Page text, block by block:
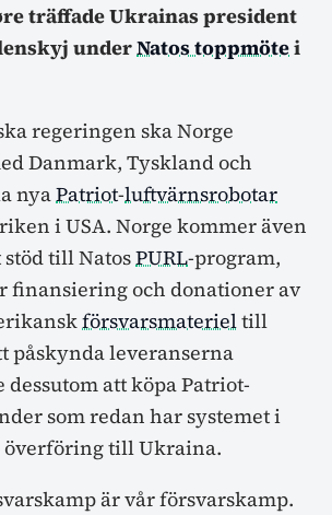
träffade Ukrainas president
underNatos toppmötei
regeringen ska Norge
Danmark, Tyskland och
nyaPatriot-luftvärnsrobotar
i USA. Norge kommer även
till NatosPURL-program,
finansiering och donationer av
försvarsmaterieltill
påskynda leveranserna
att köpa Patriot-
som redan har systemet i
överföring till Ukraina.
är vår försvarskamp.